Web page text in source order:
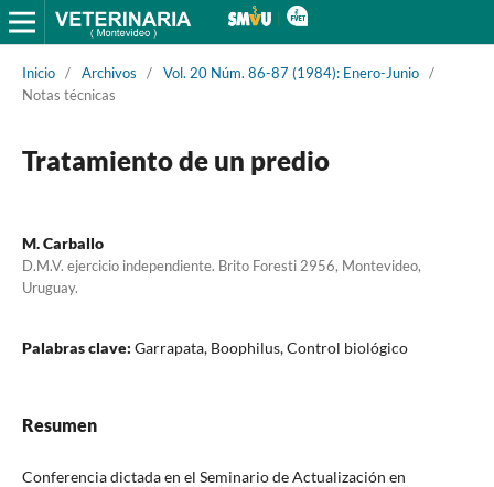
Inicio / Archivos / Vol. 20 Núm. 86-87 (1984): Enero-Junio /
Notas técnicas
Tratamiento de un predio
M. Carballo
D.M.V. ejercicio independiente. Brito Foresti 2956, Montevideo,
Uruguay.
Palabras clave: Garrapata, Boophilus, Control biológico
Resumen
Conferencia dictada en el Seminario de Actualización en